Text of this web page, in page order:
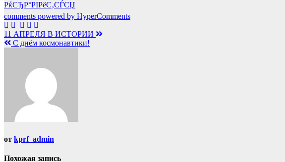
РќСЂР°РІРёС‚СЃСЏ
comments powered by HyperComments
Навигация
по
11 АПРЕЛЯ В ИСТОРИИ
С днём космонавтики!
от kprf_admin
Похожая запись